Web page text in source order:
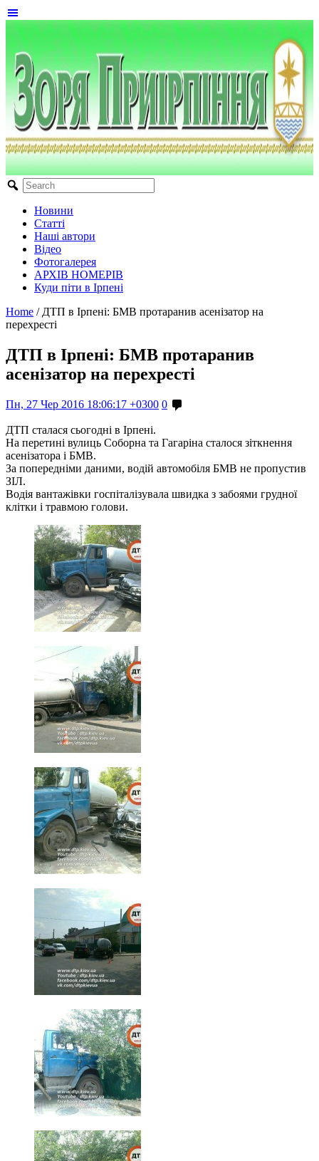
Новини
Статті
Наші автори
Відео
Фотогалерея
АРХІВ НОМЕРІВ
Куди піти в Ірпені
Home / ДТП в Ірпені: БМВ протаранив асенізатор на
перехресті
ДТП в Ірпені: БМВ протаранив
асенізатор на перехресті
Пн, 27 Чер 2016 18:06:17 +0300 0
ДТП сталася сьогодні в Ірпені.
На перетині вулиць Соборна та Гагаріна сталося зіткнення
асенізатора і БМВ.
За попередніми даними, водій автомобіля БМВ не пропустив
ЗІЛ.
Водія вантажівки госпіталізувала швидка з забоями грудної
клітки і травмою голови.